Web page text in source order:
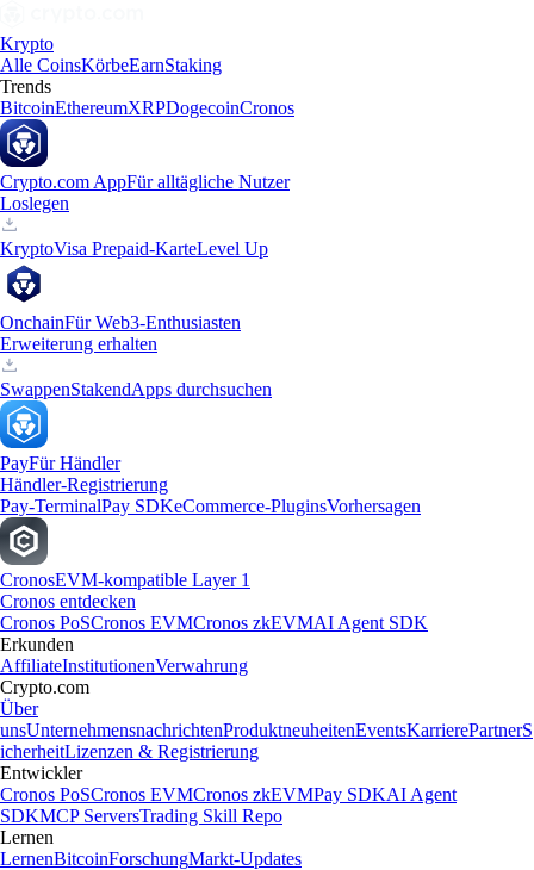
Krypto
Alle CoinsKörbeEarnStaking
Trends
BitcoinEthereumXRPDogecoinCronos
Crypto.com AppFür alltägliche Nutzer
Loslegen
KryptoVisa Prepaid-KarteLevel Up
OnchainFür Web3-Enthusiasten
Erweiterung erhalten
SwappenStakendApps durchsuchen
PayFür Händler
Händler-Registrierung
Pay-TerminalPay SDKeCommerce-PluginsVorhersagen
CronosEVM-kompatible Layer 1
Cronos entdecken
Cronos PoSCronos EVMCronos zkEVMAI Agent SDK
Erkunden
AffiliateInstitutionenVerwahrung
Crypto.com
Über
unsUnternehmensnachrichtenProduktneuheitenEventsKarrierePartnerS
icherheitLizenzen & Registrierung
Entwickler
Cronos PoSCronos EVMCronos zkEVMPay SDKAI Agent
SDKMCP ServersTrading Skill Repo
Lernen
LernenBitcoinForschungMarkt-Updates